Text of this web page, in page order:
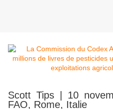
Scott Tips | 10
FAO, Rome, Italie